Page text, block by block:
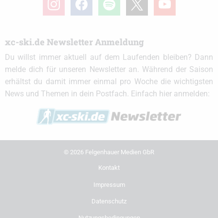
xc-ski.de Newsletter Anmeldung
Du willst immer aktuell auf dem Laufenden bleiben? Dann
melde dich für unseren Newsletter an. Während der Saison
erhältst du damit immer einmal pro Woche die wichtigsten
News und Themen in dein Postfach. Einfach hier anmelden:
© 2026 Felgenhauer Medien GbR
Kontakt
Impressum
Datenschutz